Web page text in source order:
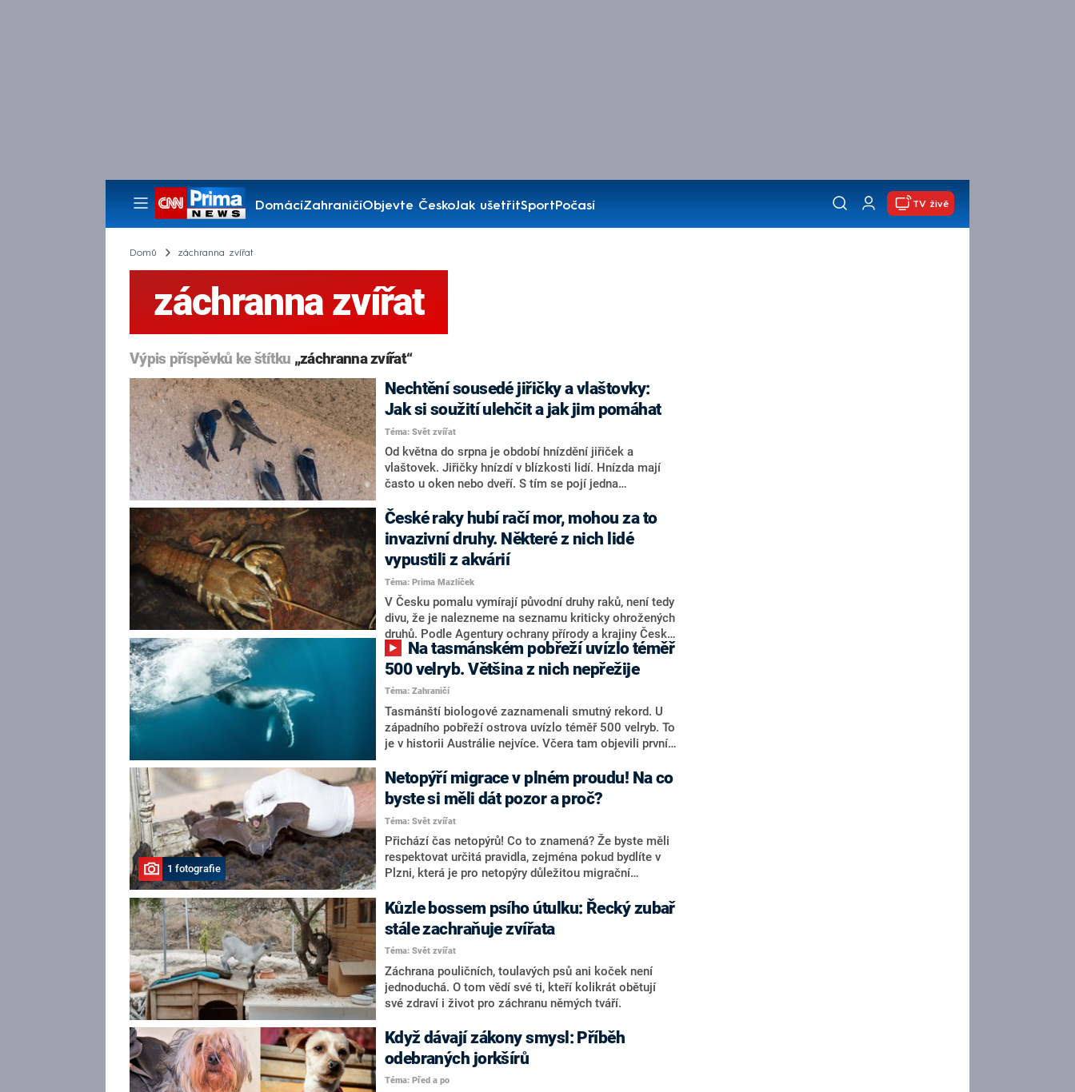
DomácíZahraničíObjevte ČeskoJak ušetřitSportPočasí
Pořady
TV živě
Domů záchranna zvířat
záchranna zvířat
Výpis příspěvků ke štítku „záchranna zvířat“
Nechtění sousedé jiřičky a vlaštovky:
Jak si soužití ulehčit a jak jim pomáhat
Téma: Svět zvířat
Od května do srpna je období hnízdění jiřiček a
vlaštovek. Jiřičky hnízdí v blízkosti lidí. Hnízda mají
často u oken nebo dveří. S tím se pojí jedna
není důvod k panice.
České raky hubí račí mor, mohou za to
invazivní druhy. Některé z nich lidé
vypustili z akvárií
Téma: Prima Mazlíček
V Česku pomalu vymírají původní druhy raků, není tedy
divu, že je nalezneme na seznamu kriticky ohrožených
druhů. Podle Agentury ochrany přírody a krajiny České
republiky (dále jen AOPK ČR) už vyhynulo 20 %
původní račí populace. Na svědomí to má převážně
račí mor, vůči kterému jsou invazní raci odolní, ti naši
naopak bezmocní.
500 velryb. Většina z nich nepřežije
Téma: Zahraničí
Tasmánští biologové zaznamenali smutný rekord. U
západního pobřeží ostrova uvízlo téměř 500 velryb. To
je v historii Austrálie nejvíce. Včera tam objevili první
Zřejmě jde o jedno stádo a zoufalé volání prvních
uvízlých zvířat přivolalo další.
1 fotografie
Netopýří migrace v plném proudu! Na co
byste si měli dát pozor a proč?
Téma: Svět zvířat
Přichází čas netopýrů! Co to znamená? Že byste měli
respektovat určitá pravidla, zejména pokud bydlíte v
Plzni, která je pro netopýry důležitou migrační
extrémně moc. Podle Záchranné stanice živočichů v
Plzni zaznamenáváme posledních letech nevídaný
nárůst zejména populace netopýrů hvízdavých, které
bychom si měli předcházet.
Kůzle bossem psího útulku: Řecký zubař
stále zachraňuje zvířata
Téma: Svět zvířat
Záchrana pouličních, toulavých psů ani koček není
jednoduchá. O tom vědí své ti, kteří kolikrát obětují
své zdraví i život pro záchranu němých tváří.
Když dávají zákony smysl: Příběh
odebraných jorkšírů
Téma: Před a po